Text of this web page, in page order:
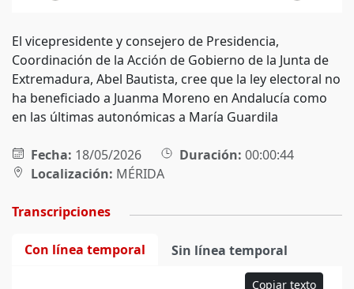
El vicepresidente y consejero de Presidencia,
Coordinación de la Acción de Gobierno de la Junta de
Extremadura, Abel Bautista, cree que la ley electoral no
ha beneficiado a Juanma Moreno en Andalucía como
en las últimas autonómicas a María Guardila
Fecha: 18/05/2026 Duración: 00:00:44
Localización: MÉRIDA
Transcripciones
Con línea temporal Sin línea temporal
Copiar texto